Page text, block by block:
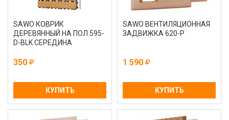
SAWO КОВРИК
ДЕРЕВЯННЫЙ НА ПОЛ 595-
D-BLK СЕРЕДИНА
350
КУПИТЬ
SAWO ВЕНТИЛЯЦИОННАЯ
ЗАДВИЖКА 620-Р
1 590
КУПИТЬ